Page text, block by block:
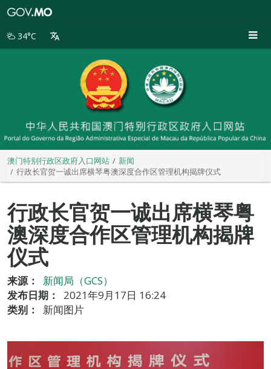
别
34°C
澳门特别行政区政府入口网站
新闻
行政长官贺一诚出席横琴粤澳深度合作区管理机构揭牌仪式
行政长官贺一诚出席横琴粤
澳深度合作区管理机构揭牌
仪式
来源：
新闻局（GCS）
发布日期：
2021年9月17日 16:24
类别：
新闻图片